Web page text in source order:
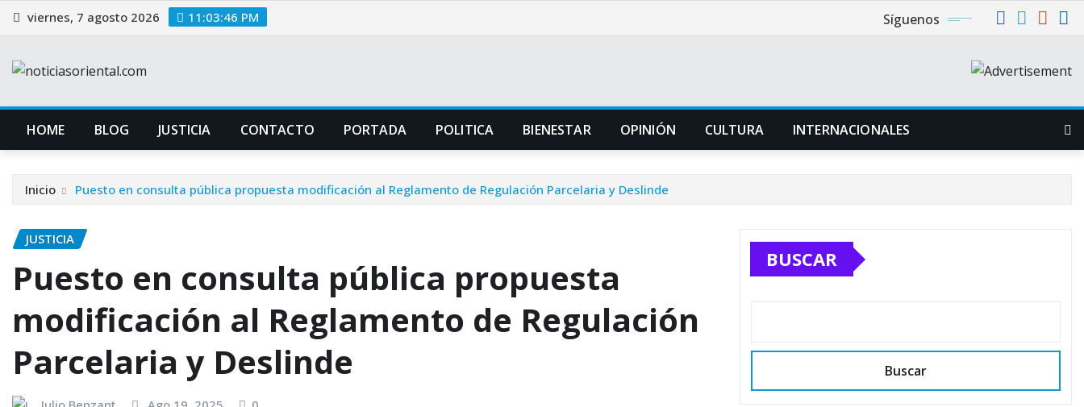
Saltar
al
viernes, 7 agosto 2026 11:03:47 PM Síguenos
HOME BLOG JUSTICIA CONTACTO PORTADA POLITICA BIENESTAR OPINIÓN CULTURA INTERNACIONALES
Inicio Puesto en consulta pública propuesta modificación al Reglamento de Regulación Parcelaria y Deslinde
JUSTICIA
Puesto en consulta pública propuesta
modificación al Reglamento de Regulación
Parcelaria y Deslinde
BUSCAR
Buscar